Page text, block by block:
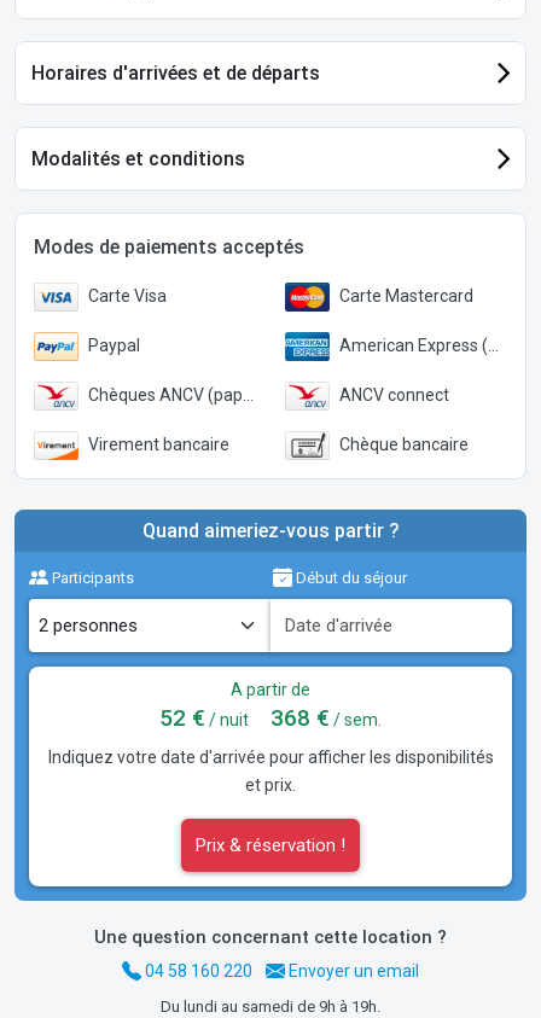
Horaires d'arrivées et de départs
Modalités et conditions
Modes de paiements acceptés
Carte Visa Carte Mastercard
Paypal American Express (Paypal)
Chèques ANCV (papier) ANCV connect
Virement bancaire Chèque bancaire
Quand aimeriez-vous partir ?
Participants Début du séjour
A partir de
52 € / nuit 368 € / sem.
Indiquez votre date d'arrivée pour afficher les disponibilités
et prix.
Prix & réservation !
Une question concernant cette location ?
04 58 160 220 Envoyer un email
Du lundi au samedi de 9h à 19h.